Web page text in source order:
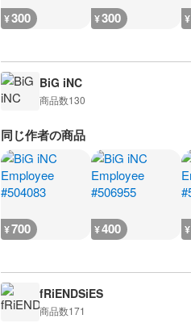
¥300 ¥300 ¥
BiG iNC
商品数130
同じ作者の商品
¥700 ¥400 ¥
fRiENDSiES
商品数171